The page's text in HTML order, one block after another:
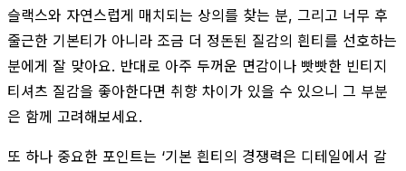
슬랙스와 자연스럽게 매치되는 상의를 찾는 분, 그리고 너무 후
줄근한 기본티가 아니라 조금 더 정돈된 질감의 흰티를 선호하는
분에게 잘 맞아요. 반대로 아주 두꺼운 면감이나 빳빳한 빈티지
티셔츠 질감을 좋아한다면 취향 차이가 있을 수 있으니 그 부분
은 함께 고려해보세요.
또 하나 중요한 포인트는 ‘기본 흰티의 경쟁력은 디테일에서 갈